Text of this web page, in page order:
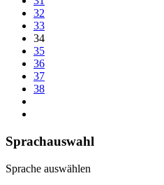
32
33
34
35
36
37
38
Sprachauswahl
Sprache auswählen